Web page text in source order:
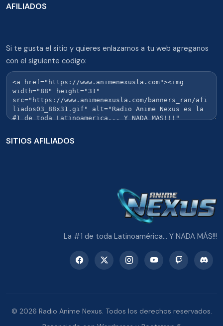
AFILIADOS
Si te gusta el sitio y quieres enlazarnos a tu web agreganos
con el siguiente codigo:
SITIOS AFILIADOS
La #1 de toda Latinoamérica... Y NADA MÁS!!!
© 2026 Radio Anime Nexus. Todos los derechos reservados.